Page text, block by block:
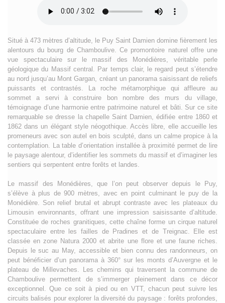
Situé à 473 mètres d’altitude, le Puy Saint Damien domine fièrement les
alentours du bourg de Chamboulive. Ce promontoire naturel offre une
vue spectaculaire sur le massif des Monédières, véritable perle
géologique du Massif central. Par temps clair, le regard peut s’étendre
au nord jusqu’au Mont Gargan, créant un panorama saisissant de reliefs
puissants et contrastés. La roche métamorphique qui affleure au
sommet a servi à construire bon nombre des murs du village,
témoignage d’une harmonie entre patrimoine naturel et bâti. Sur ce site
remarquable se dresse la chapelle Saint Damien, édifiée entre 1860 et
1862 dans un élégant style néogothique. Accès libre, elle accueille les
promeneurs avec son autel en bois sculpté, dans un calme propice à la
contemplation. La table d’orientation installée à proximité permet de lire
le paysage alentour, d’identifier les sommets du massif et d’imaginer les
sentiers qui serpentent entre forêts et landes.
Le massif des Monédières, que l’on peut observer depuis le Puy,
s’élève à plus de 900 mètres, avec en point culminant le puy de la
Monédière. Son relief brutal et abrupt contraste avec les plateaux du
Limousin environnants, offrant une impression saisissante d’altitude.
Constituée de roches granitiques, cette chaîne forme un cirque naturel
spectaculaire entre les failles de Pradines et de Treignac. Elle est
classée en zone Natura 2000 et abrite une flore et une faune riches.
Depuis le suc au May, accessible et bien connu des randonneurs, on
peut bénéficier d’un panorama à 360° sur les monts d’Auvergne et le
plateau de Millevaches. Les chemins qui traversent la commune de
Chamboulive permettent de s’immerger pleinement dans ce décor
exceptionnel. Que ce soit à pied ou en VTT, chacun peut suivre les
circuits balisés pour explorer la diversité du paysage : forêts profondes,